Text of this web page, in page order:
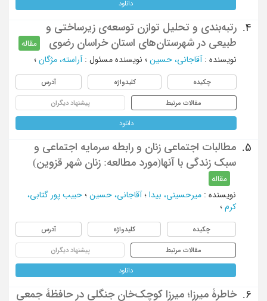
دانلود
4.
رتبه‌بندی و تحلیل توازن توسعه‌ی زیرساختی و
طبیعی در شهرستان‌های استان خراسان رضوی
مقاله
نویسنده : آقاجانی، حسین ؛ نویسنده مسئول : آراسته، مژگان ؛
چکیده کلیدواژه آدرس
مقالات مرتبط پیشنهاد دیگران
دانلود
5.
مطالبات اجتماعی زنان و رابطه سرمایه اجتماعی و
سبک زندگی با آنها(مورد مطالعه: زنان شهر قزوین)
مقاله
نویسنده : میرحسینی، بیدا ؛ آقاجانی، حسین ؛ حبیب پور گتابی،
کرم ؛
چکیده کلیدواژه آدرس
مقالات مرتبط پیشنهاد دیگران
دانلود
6.
خاطرۀ میرزا؛ میرزا کوچک‌خانِ جنگلی در حافظۀ جمعی